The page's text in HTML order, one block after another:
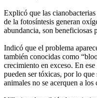
Explicó que las
de la fotosíntesis generan
abundancia, son beneficiosas
Indicó que el problema
también conocidas como
crecimiento en exceso. En
pueden ser tóxicas, por lo que
animales no se acerquen a los